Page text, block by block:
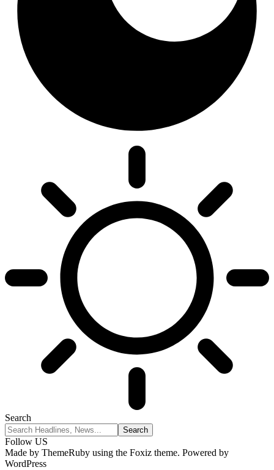
Search
Follow US
Made by ThemeRuby using the Foxiz theme. Powered by
WordPress